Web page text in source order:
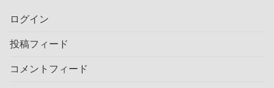
ログイン
投稿フィード
コメントフィード